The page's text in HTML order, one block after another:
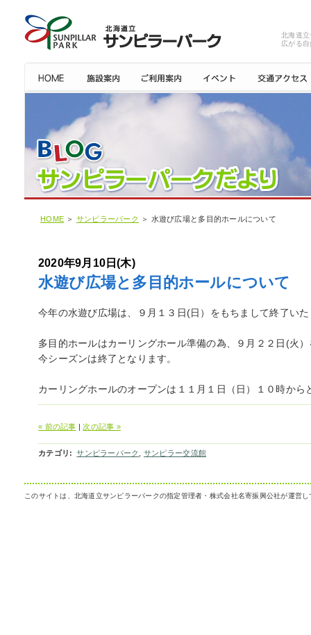
北海道
広がる
HOME ＞ サンピラーパーク ＞ 水遊び広場と多目的ホールについて
2020年9月10日(木)
水遊び広場と多目的ホールについて
今年の水遊び広場は、９月１３日(日）をもちまして終了い
多目的ホールはカーリングホール準備の為、９月２２日(火
今シーズンは終了となります。
カーリングホールのオープンは１１月１日（日）１０時から
« 前の記事 |次の記事 »
カテゴリ : サンピラーパーク サンピラー交流館
このサイトは、北海道立サンピラーパークの指定管理者・株式会社名寄振興公社が運営